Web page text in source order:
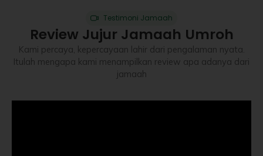
Testimoni Jamaah
Review Jujur Jamaah Umroh
Kami percaya, kepercayaan lahir dari pengalaman nyata.
Itulah mengapa kami menampilkan review apa adanya dari
jamaah